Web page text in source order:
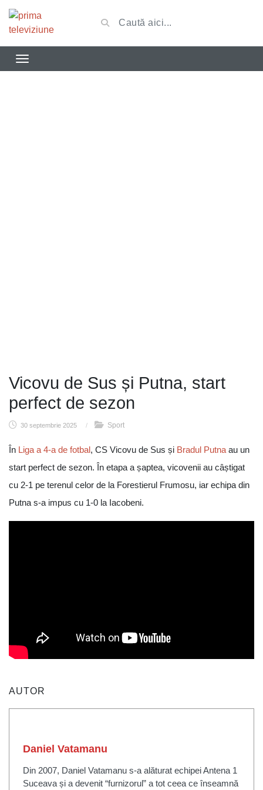
Vicovu de Sus și Putna, start
perfect de sezon
30 septembrie 2025 / Sport
În Liga a 4-a de fotbal, CS Vicovu de Sus și Bradul Putna au un
start perfect de sezon. În etapa a șaptea, vicovenii au câștigat
cu 2-1 pe terenul celor de la Forestierul Frumosu, iar echipa din
Putna s-a impus cu 1-0 la Iacobeni.
AUTOR
Daniel Vatamanu
Din 2007, Daniel Vatamanu s-a alăturat echipei Antena 1
Suceava și a devenit “furnizorul” a tot ceea ce înseamnă